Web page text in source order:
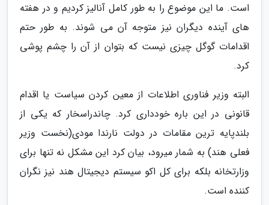
است. ما این موضوع را به طور کامل آنالیز کردیم و در هفته
های آینده دیگران نیز متوجه آن می شوند. به طور حتم
اقدامات گوگل چیزی نیست که بتوان از آن را چشم پوشی
کرد.
البته وزیر فناوری اطلاعات از معین کردن سیاست یا اقدام
قانونی در این باره خودداری کرد. چاندراسخار که یکی از
بلندپایه ترین مقامات در دولت نارندا مودی(نخست وزیر
فعلی هند) به شمار میرود، بیان کرد این مشکل نه تنها برای
وزارتخانه بلکه برای کل اکو سیستم دیجیتال هند نیز نگران
کننده است.